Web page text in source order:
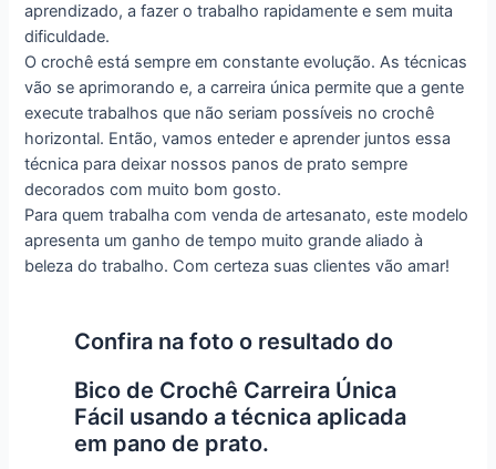
aprendizado, a fazer o trabalho rapidamente e sem muita
dificuldade.
O crochê está sempre em constante evolução. As técnicas
vão se aprimorando e, a carreira única permite que a gente
execute trabalhos que não seriam possíveis no crochê
horizontal. Então, vamos enteder e aprender juntos essa
técnica para deixar nossos panos de prato sempre
decorados com muito bom gosto.
Para quem trabalha com venda de artesanato, este modelo
apresenta um ganho de tempo muito grande aliado à
beleza do trabalho. Com certeza suas clientes vão amar!
Confira na foto o resultado do
Bico de Crochê Carreira Única
Fácil usando a técnica aplicada
em pano de prato.